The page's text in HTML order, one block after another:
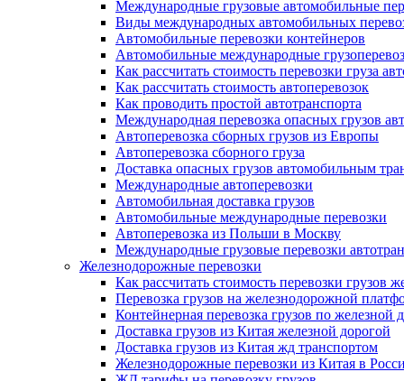
Международные грузовые автомобильные
Виды международных автомобильных
Автомобильные перевозки контейнеров
Автомобильные международные
Как рассчитать стоимость перевозки груза
Как рассчитать стоимость автоперевозок
Как проводить простой автотранспорта
Международная перевозка опасных грузов
Автоперевозка сборных грузов из Европы
Автоперевозка сборного груза
Доставка опасных грузов автомобильным
Международные автоперевозки
Автомобильная доставка грузов
Автомобильные международные перевозки
Автоперевозка из Польши в Москву
Международные грузовые перевозки
Железнодорожные перевозки
Как рассчитать стоимость перевозки грузов
Перевозка грузов на железнодорожной
Контейнерная перевозка грузов по железной
Доставка грузов из Китая железной дорогой
Доставка грузов из Китая жд транспортом
Железнодорожные перевозки из Китая в